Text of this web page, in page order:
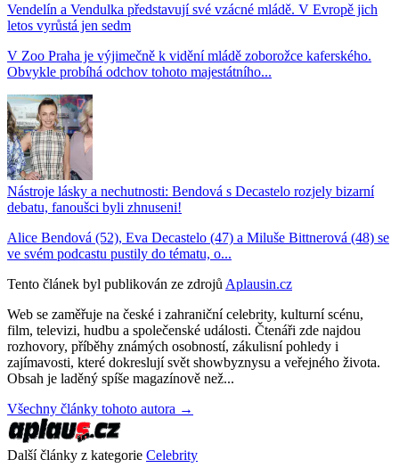
Vendelín a Vendulka představují své vzácné mládě. V Evropě jich
letos vyrůstá jen sedm
V Zoo Praha je výjimečně k vidění mládě zoborožce kaferského.
Obvykle probíhá odchov tohoto majestátního...
Nástroje lásky a nechutnosti: Bendová s Decastelo rozjely bizarní
debatu, fanoušci byli zhnuseni!
Alice Bendová (52), Eva Decastelo (47) a Miluše Bittnerová (48) se
ve svém podcastu pustily do tématu, o...
Tento článek byl publikován ze zdrojů Aplausin.cz
Web se zaměřuje na české i zahraniční celebrity, kulturní scénu,
film, televizi, hudbu a společenské události. Čtenáři zde najdou
rozhovory, příběhy známých osobností, zákulisní pohledy i
zajímavosti, které dokreslují svět showbyznysu a veřejného života.
Obsah je laděný spíše magazínově než...
Všechny články tohoto autora →
Další články z kategorie Celebrity